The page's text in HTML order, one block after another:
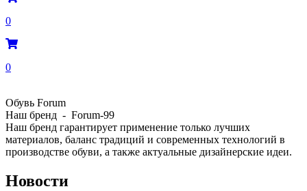
0
0
Обувь Forum
Наш бренд - Forum-99
Наш бренд гарантирует применение только лучших
материалов, баланс традиций и современных технологий в
производстве обуви, а также актуальные дизайнерские идеи.
Новости